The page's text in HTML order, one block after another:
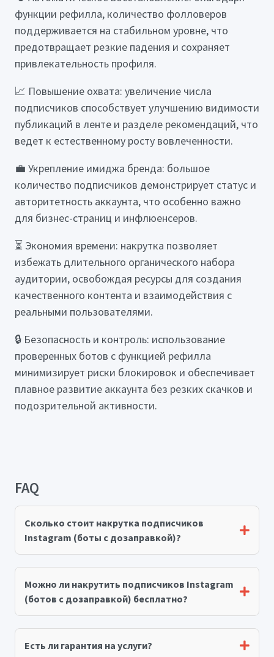
функции рефилла, количество фолловеров
поддерживается на стабильном уровне, что
предотвращает резкие падения и сохраняет
привлекательность профиля.
📈 Повышение охвата: увеличение числа
подписчиков способствует улучшению видимости
публикаций в ленте и разделе рекомендаций, что
ведет к естественному росту вовлеченности.
💼 Укрепление имиджа бренда: большое
количество подписчиков демонстрирует статус и
авторитетность аккаунта, что особенно важно
для бизнес-страниц и инфлюенсеров.
⏳ Экономия времени: накрутка позволяет
избежать длительного органического набора
аудитории, освобождая ресурсы для создания
качественного контента и взаимодействия с
реальными пользователями.
🔒 Безопасность и контроль: использование
проверенных ботов с функцией рефилла
минимизирует риски блокировок и обеспечивает
плавное развитие аккаунта без резких скачков и
подозрительной активности.
FAQ
Сколько стоит накрутка подписчиков
Instagram (боты с дозаправкой)?
Можно ли накрутить подписчиков Instagram
(ботов с дозаправкой) бесплатно?
Есть ли гарантия на услуги?